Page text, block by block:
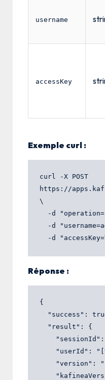
username
accessKey
Exemple curl :
curl -X POST
https://
\
Réponse :
{